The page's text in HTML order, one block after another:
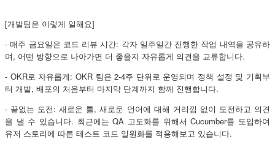
[개발팀은 이렇게 일해요]
- 매주 금요일은 코드 리뷰 시간: 각자 일주일간 진행한 작업 내역을 공유하
며, 어떤 방향으로 나아가면 더 좋을지 자유롭게 의견을 교류합니다.
- OKR로 자유롭게: OKR 팀은 2-4주 단위로 운영되며 정책 설정 및 기획부
터 개발, 배포의 처음부터 마지막 단계까지 함께 진행합니다.
- 끝없는 도전: 새로운 툴, 새로운 언어에 대해 거리낌 없이 도전하고 의견
을 낼 수 있습니다. 최근에는 QA 고도화를 위해서 Cucumber를 도입하여
유저 스토리에 따른 테스트 코드 일원화를 적용해보고 있습니다.